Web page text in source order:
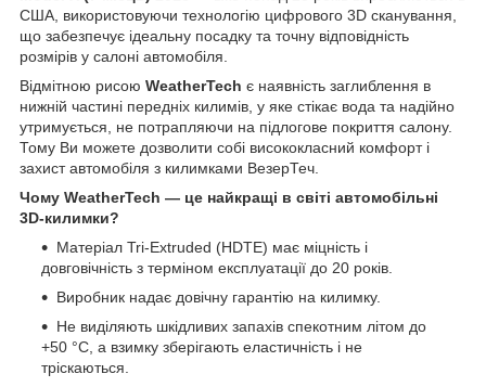
США, використовуючи технологію цифрового 3D сканування,
що забезпечує ідеальну посадку та точну відповідність
розмірів у салоні автомобіля.
Відмітною рисою WeatherTech є наявність заглиблення в
нижній частині передніх килимів, у яке стікає вода та надійно
утримується, не потрапляючи на підлогове покриття салону.
Тому Ви можете дозволити собі висококласний комфорт і
захист автомобіля з килимками ВезерТеч.
Чому WeatherTech — це найкращі в світі автомобільні
3D-килимки?
Матеріал Tri-Extruded (HDTE) має міцність і
довговічність з терміном експлуатації до 20 років.
Виробник надає довічну гарантію на килимку.
Не виділяють шкідливих запахів спекотним літом до
+50 °C, а взимку зберігають еластичність і не
тріскаються.